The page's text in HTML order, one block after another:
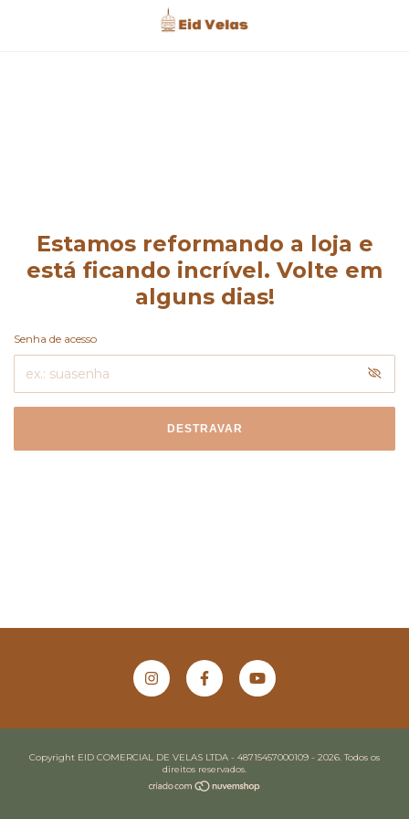
Estamos reformando a loja e
está ficando incrível. Volte em
alguns dias!
Senha de acesso
DESTRAVAR
Copyright EID COMERCIAL DE VELAS LTDA - 48715457000109 - 2026. Todos os
direitos reservados.